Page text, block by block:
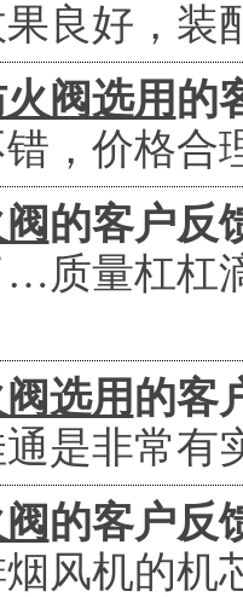
良好，装
阀选用 的
，价格合
的客户反
…质量杠
选用 的客
是非常有
的客户反
风机的机